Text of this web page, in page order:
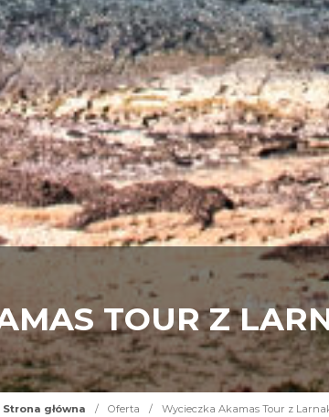
TOUR Z
Strona główna / Oferta / Wycieczka Akamas Tour z